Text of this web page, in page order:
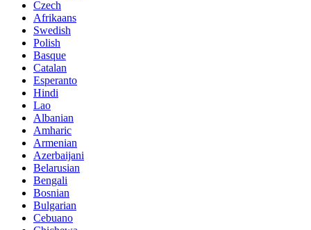
Czech
Afrikaans
Swedish
Polish
Basque
Catalan
Esperanto
Hindi
Lao
Albanian
Amharic
Armenian
Azerbaijani
Belarusian
Bengali
Bosnian
Bulgarian
Cebuano